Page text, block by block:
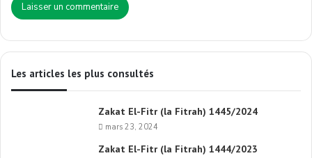
Les articles les plus consultés
Zakat El-Fitr (la Fitrah) 1445/2024
mars 23, 2024
Zakat El-Fitr (la Fitrah) 1444/2023